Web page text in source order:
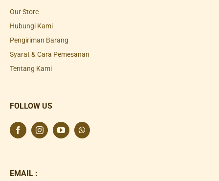
Our Store
Hubungi Kami
Pengiriman Barang
Syarat & Cara Pemesanan
Tentang Kami
FOLLOW US
EMAIL :